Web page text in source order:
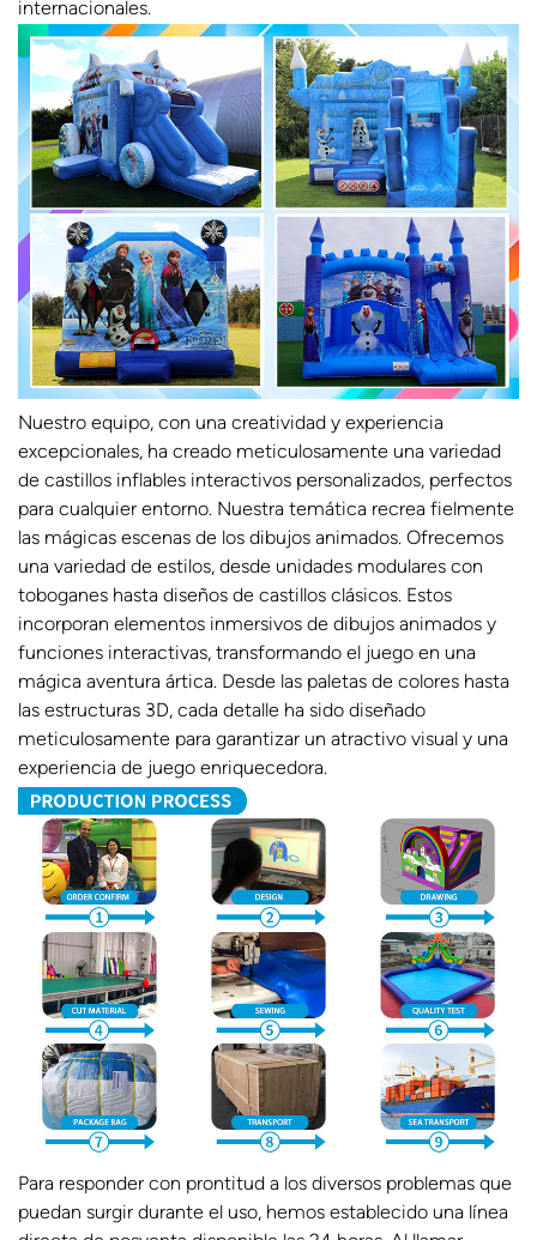
internacionales.
Nuestro equipo, con una creatividad y experiencia
excepcionales, ha creado meticulosamente una variedad
de castillos inflables interactivos personalizados, perfectos
para cualquier entorno. Nuestra temática recrea fielmente
las mágicas escenas de los dibujos animados. Ofrecemos
una variedad de estilos, desde unidades modulares con
toboganes hasta diseños de castillos clásicos. Estos
incorporan elementos inmersivos de dibujos animados y
funciones interactivas, transformando el juego en una
mágica aventura ártica. Desde las paletas de colores hasta
las estructuras 3D, cada detalle ha sido diseñado
meticulosamente para garantizar un atractivo visual y una
experiencia de juego enriquecedora.
Para responder con prontitud a los diversos problemas que
puedan surgir durante el uso, hemos establecido una línea